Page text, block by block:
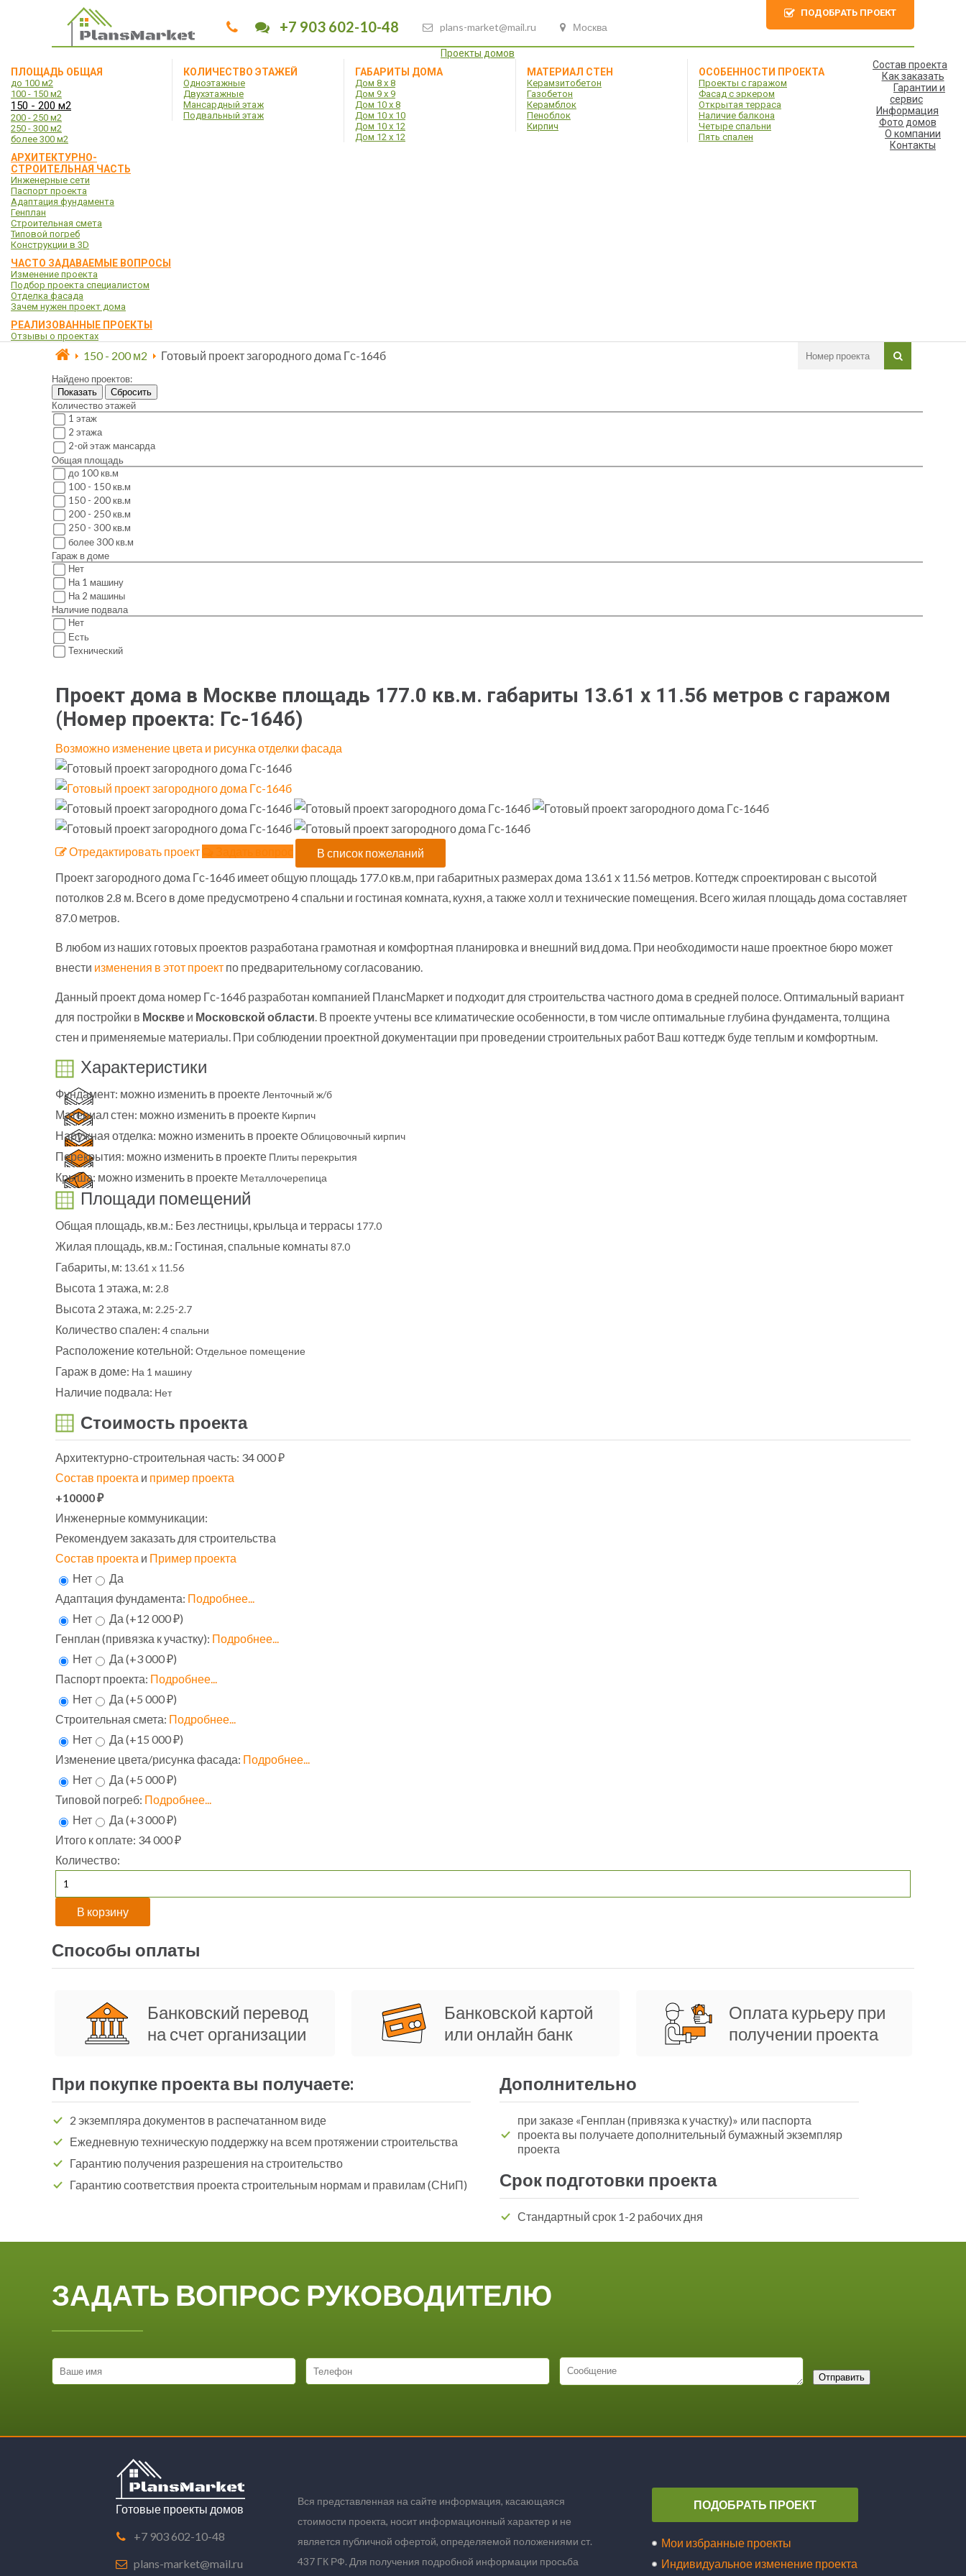
+7 903 602-10-48 plans-market@mail.ru Москва
ПОДОБРАТЬ ПРОЕКТ
Проекты домов
ПЛОЩАДЬ ОБЩАЯ
до 100 м2
100 - 150 м2
150 - 200 м2
200 - 250 м2
250 - 300 м2
более 300 м2
КОЛИЧЕСТВО ЭТАЖЕЙ
Одноэтажные
Двухэтажные
Мансардный этаж
Подвальный этаж
ГАБАРИТЫ ДОМА
Дом 8 х 8
Дом 9 х 9
Дом 10 х 8
Дом 10 х 10
Дом 10 х 12
Дом 12 х 12
МАТЕРИАЛ СТЕН
Керамзитобетон
Газобетон
Керамблок
Пеноблок
Кирпич
ОСОБЕННОСТИ ПРОЕКТА
Проекты с гаражом
Фасад с эркером
Открытая терраса
Наличие балкона
Четыре спальни
Пять спален
Состав проекта
АРХИТЕКТУРНО-
СТРОИТЕЛЬНАЯ ЧАСТЬ
Инженерные сети
Паспорт проекта
Адаптация фундамента
Генплан
Строительная смета
Типовой погреб
Конструкции в 3D
Как заказать
Гарантии и
сервис
Информация
ЧАСТО ЗАДАВАЕМЫЕ ВОПРОСЫ
Изменение проекта
Подбор проекта специалистом
Отделка фасада
Зачем нужен проект дома
Фото домов
РЕАЛИЗОВАННЫЕ ПРОЕКТЫ
Отзывы о проектах
О компании
Контакты
150 - 200 м2 Готовый проект загородного дома Гс-164б
Найдено проектов:
Показать Сбросить
Количество этажей
1 этаж
2 этажа
2-ой этаж мансарда
Общая площадь
до 100 кв.м
100 - 150 кв.м
150 - 200 кв.м
200 - 250 кв.м
250 - 300 кв.м
более 300 кв.м
Гараж в доме
Нет
На 1 машину
На 2 машины
Наличие подвала
Нет
Есть
Технический
Проект дома в Москве площадь 177.0 кв.м. габариты 13.61 х 11.56 метров с гаражом
(Номер проекта: Гс-164б)
Возможно изменение цвета и рисунка отделки фасада
Отредактировать проект
Проект загородного дома Гс-164б имеет общую площадь 177.0 кв.м, при габаритных размерах дома 13.61 х 11.56 метров. Коттедж спроектирован с высотой
потолков 2.8 м. Всего в доме предусмотрено 4 спальни и гостиная комната, кухня, а также холл и технические помещения. Всего жилая площадь дома составляет
87.0 метров.
В любом из наших готовых проектов разработана грамотная и комфортная планировка и внешний вид дома. При необходимости наше проектное бюро может
внести изменения в этот проект по предварительному согласованию.
Данный проект дома номер Гс-164б разработан компанией ПлансМаркет и подходит для строительства частного дома в средней полосе. Оптимальный вариант
для постройки в Москве и Московской области. В проекте учтены все климатические особенности, в том числе оптимальные глубина фундамента, толщина
стен и применяемые материалы. При соблюдении проектной документации при проведении строительных работ Ваш коттедж буде теплым и комфортным.
Характеристики
Фундамент: можно изменить в проекте Ленточный ж/б
Материал стен: можно изменить в проекте Кирпич
Наружная отделка: можно изменить в проектеОблицовочный кирпич
Перекрытия: можно изменить в проекте Плиты перекрытия
Крыша: можно изменить в проекте Металлочерепица
Площади помещений
Общая площадь, кв.м.: Без лестницы, крыльца и террасы 177.0
Жилая площадь, кв.м.: Гостиная, спальные комнаты 87.0
Габариты, м: 13.61 х 11.56
Высота 1 этажа, м: 2.8
Высота 2 этажа, м: 2.25-2.7
Количество спален: 4 спальни
Расположение котельной: Отдельное помещение
Гараж в доме: На 1 машину
Наличие подвала: Нет
Стоимость проекта
Архитектурно-строительная часть: 34 000 ₽
Состав проекта и пример проекта
+10000 ₽
Инженерные коммуникации:
Рекомендуем заказать для строительства
Состав проекта и Пример проекта
Нет
Да
Адаптация фундамента: Подробнее...
Нет
Да (+12 000 ₽)
Генплан (привязка к участку): Подробнее...
Нет
Да (+3 000 ₽)
Паспорт проекта: Подробнее...
Нет
Да (+5 000 ₽)
Строительная смета: Подробнее...
Нет
Да (+15 000 ₽)
Изменение цвета/рисунка фасада: Подробнее...
Нет
Да (+5 000 ₽)
Типовой погреб: Подробнее...
Нет
Да (+3 000 ₽)
Итого к оплате: 34 000 ₽
Количество:
Способы оплаты
Банковский перевод
на счет организации
Банковской картой
или онлайн банк
Оплата курьеру при
получении проекта
При покупке проекта вы получаете:
2 экземпляра документов в распечатанном виде
Ежедневную техническую поддержку на всем протяжении строительства
Гарантию получения разрешения на строительство
Гарантию соответствия проекта строительным нормам и правилам (СНиП)
Дополнительно
при заказе «Генплан (привязка к участку)» или паспорта
проекта вы получаете дополнительный бумажный экземпляр
проекта
Срок подготовки проекта
Стандартный срок 1-2 рабочих дня
ЗАДАТЬ ВОПРОС РУКОВОДИТЕЛЮ
Отправить
Готовые проекты домов
+7 903 602-10-48
plans-market@mail.ru
Вся представленная на сайте информация, касающаяся
стоимости проекта, носит информационный характер и не
является публичной офертой, определяемой положениями ст.
437 ГК РФ. Для получения подробной информации просьба
ПОДОБРАТЬ ПРОЕКТ
Мои избранные проекты
Индивидуальное изменение проекта